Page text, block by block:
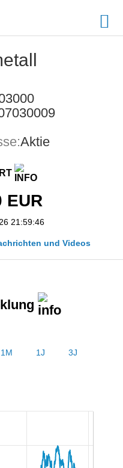
Aktie
EUR
21:59:46
und Videos
1M 1J
3J